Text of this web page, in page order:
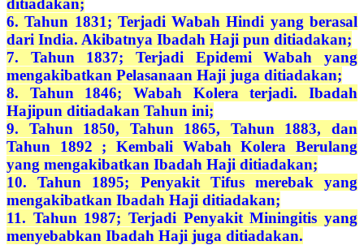
6. Tahun 1831; Terjadi Wabah Hindi yang berasal
dari India. Akibatnya Ibadah Haji pun ditiadakan;
7. Tahun 1837; Terjadi Epidemi Wabah yang
mengakibatkan Pelasanaan Haji juga ditiadakan;
8. Tahun 1846; Wabah Kolera terjadi. Ibadah
Hajipun ditiadakan Tahun ini;
9. Tahun 1850, Tahun 1865, Tahun 1883, dan
Tahun 1892 ; Kembali Wabah Kolera Berulang
yang mengakibatkan Ibadah Haji ditiadakan;
10. Tahun 1895; Penyakit Tifus merebak yang
mengakibatkan Ibadah Haji ditiadakan;
11. Tahun 1987; Terjadi Penyakit Miningitis yang
menyebabkan Ibadah Haji juga ditiadakan.